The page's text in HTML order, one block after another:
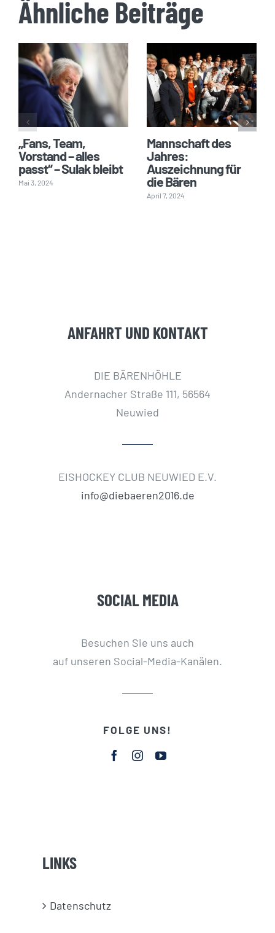
Ähnliche Beiträge
„Fans, Team,
Vorstand – alles
passt“ – Sulak bleibt
Mai 3, 2024
Mannschaft des
Jahres:
Auszeichnung für
die Bären
April 7, 2024
ANFAHRT UND KONTAKT
DIE BÄRENHÖHLE
Andernacher Straße 111, 56564
Neuwied
EISHOCKEY CLUB NEUWIED E.V.
info@diebaeren2016.de
SOCIAL MEDIA
Besuchen Sie uns auch
auf unseren Social-Media-Kanälen.
FOLGE UNS!
LINKS
Datenschutz